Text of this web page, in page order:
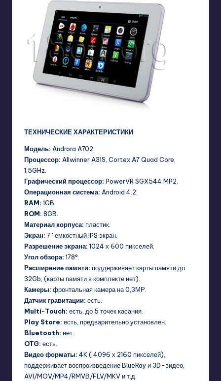
ТЕХНИЧЕСКИЕ ХАРАКТЕРИСТИКИ
Модель: Androra A702.
Процессор: Allwinner A31S, Cortex A7 Quad Core,
1,5GHz.
Графический процессор: PowerVR SGX544 MP2.
Операционная система: Android 4.2.
RAM: 1GB.
ROM: 8GB.
Материал корпуса: пластик.
Экран: 7” емкостный IPS экран.
Разрешение экрана: 1024 х 600 пикселей.
Угол обзора: 178°.
Расширение памяти: поддерживает карты памяти до
32Gb, (карты памяти в комплекте нет).
Камеры: фронтальная камера на 0,3МР.
Датчик гравитации: есть.
Multi-Touch: есть, до 5 точек касания.
Play Store: есть, предварительно установлен.
Bluetooth: нет.
OTG: есть.
Видео форматы: 4K ( 4096 х 2160 пикселей),
поддерживает воспроизведение BlueRay и 3D-видео,
AVI/MOV/MP4/RMVB/FLV/MKV и т.д.